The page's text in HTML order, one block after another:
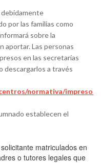
por las familias como
sobre la
aportar. Las personas
en las secretarías
descargarlos a través
normativa/
establecen el
matriculados en
o tutores legales que